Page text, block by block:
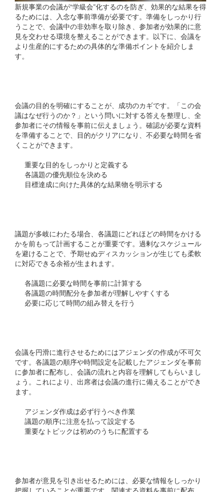
新規事業の会議が“学級会”化するのを防ぎ、効果的な結果を得
るためには、入念な事前準備が必要です。準備をしっかり行
うことで、会議中の非効率を取り除き、参加者が効果的に意
見を交わせる環境を整えることができます。以下に、会議を
より生産的にするための具体的な準備ポイントを紹介しま
す。
会議の目的を明確にすることが、成功のカギです。「この会
議はなぜ行うのか？」という問いに対する答えを整理し、全
参加者にその情報を事前に伝えましょう。確認が必要な資料
を準備することで、目的がクリアになり、不必要な時間を省
くことができます。
重要な目的をしっかりと定義する
各議題の優先順位を決める
目標達成に向けた具体的な結果物を明示する
議題が多岐にわたる場合、各議題にどれほどの時間をかける
かを前もって計画することが重要です。過剰なスケジュール
を避けることで、予期せぬディスカッションが生じても柔軟
に対応できる余裕が生まれます。
各議題に必要な時間を事前に計算する
各議題の時間配分を参加者が理解しやすくする
必要に応じて時間の組み替えを行う
会議を円滑に進行させるためにはアジェンダの作成が不可欠
です。各議題の順序や時間設定を記載したアジェンダを事前
に参加者に配布し、会議の流れと内容を理解してもらいまし
ょう。これにより、出席者は会議の進行に備えることができ
ます。
アジェンダ作成は必ず行うべき作業
議題の順序に注意を払って設定する
重要なトピックは初めのうちに配置する
参加者が意見を引き出せるためには、必要な情報をしっかり
把握していることが重要です。関連する資料を事前に配布